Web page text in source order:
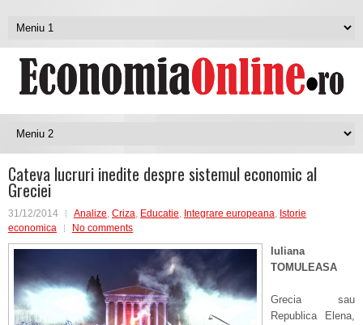
Cateva lucruri inedite despre sistemul economic al
Greciei
31/12/2014 Analize, Criza, Educatie, Integrare europeana, Istorie
economica
No comments
Iuliana
TOMULEASA
Grecia sau
Republica Elena,